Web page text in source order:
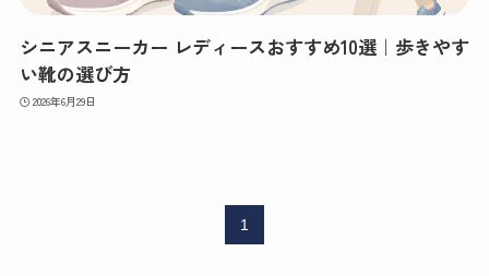
シニアスニーカー レディースおすすめ10選｜歩きやす
い靴の選び方
2026年6月29日
1